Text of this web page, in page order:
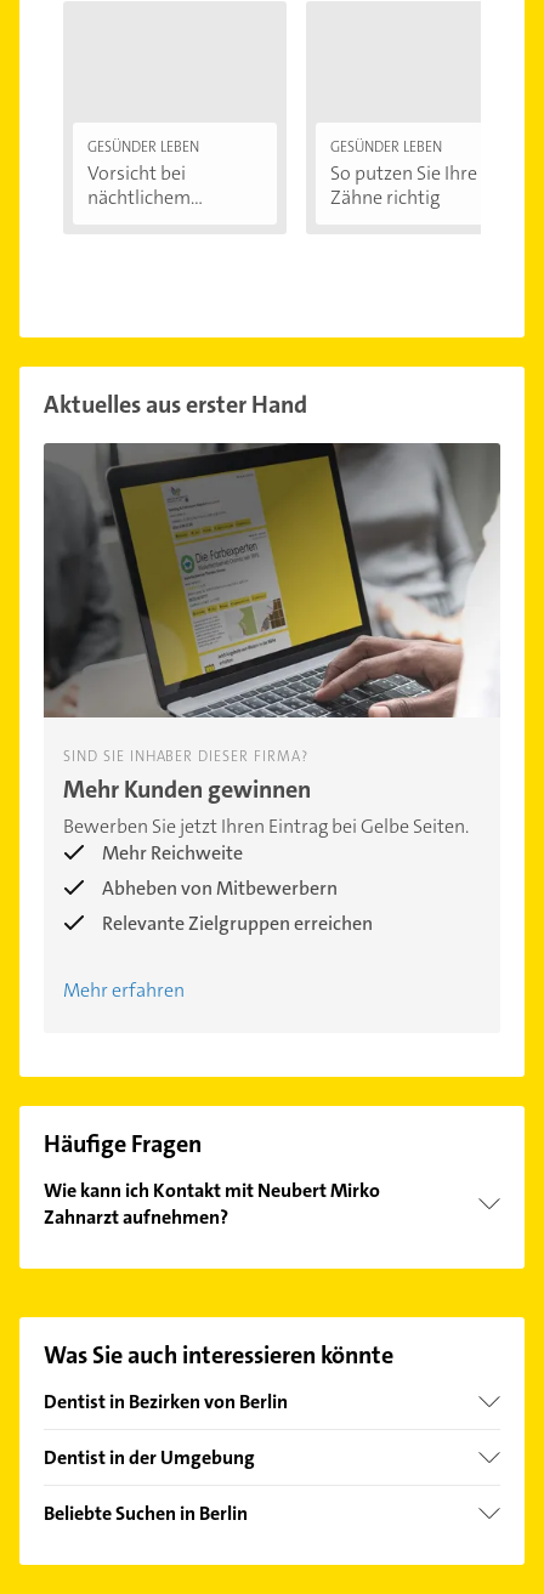
GESÜNDER LEBEN
Vorsicht bei
nächtlichem
GESÜNDER LEBEN
So putzen Sie Ihre
Zähne richtig
Aktuelles aus erster Hand
SIND SIE INHABER DIESER FIRMA?
Mehr Kunden gewinnen
Bewerben Sie jetzt Ihren Eintrag bei Gelbe Seiten.
Mehr Reichweite
Abheben von Mitbewerbern
Relevante Zielgruppen erreichen
Mehr erfahren
Häufige Fragen
Wie kann ich Kontakt mit Neubert Mirko
Zahnarzt aufnehmen?
finden Sie alleKontaktdaten.
Was Sie auch interessieren könnte
Dentist in Bezirken von Berlin
Bezirk Charlottenburg-Wilmersdorf
Bezirk Lichtenberg
Dentist in der Umgebung
Teltow
Stahnsdorf
Beliebte Suchen in Berlin